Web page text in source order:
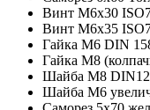
Винт М6х30
Винт М6х35
Гайка М6 DIN
Гайка М8
Шайба М8
Шайба М6